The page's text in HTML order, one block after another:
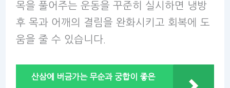
목을 풀어주는 운동을 꾸준히 실시하면 냉방
후 목과 어깨의 결림을 완화시키고 회복에 도
움을 줄 수 있습니다.
산삼에 버금가는 무순과 궁합이 좋은